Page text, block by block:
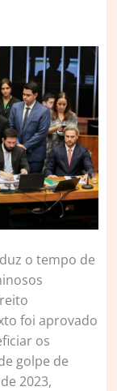
o tempo de
foi aprovado
os
golpe de
2023,